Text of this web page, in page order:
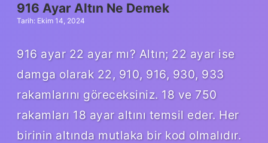
916 Ayar Altın Ne Demek
Tarih: Ekim 14, 2024
916 ayar 22 ayar mı? Altın; 22 ayar ise
damga olarak 22, 910, 916, 930, 933
rakamlarını göreceksiniz. 18 ve 750
rakamları 18 ayar altını temsil eder. Her
birinin altında mutlaka bir kod olmalıdır.